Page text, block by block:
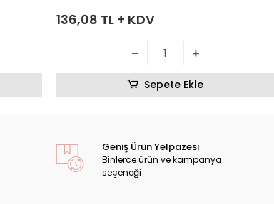
136,08 TL + KDV
Sepete Ekle
Geniş Ürün Yelpazesi
Binlerce ürün ve kampanya
seçeneği